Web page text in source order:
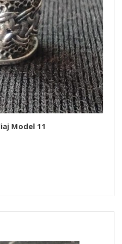
Model 11